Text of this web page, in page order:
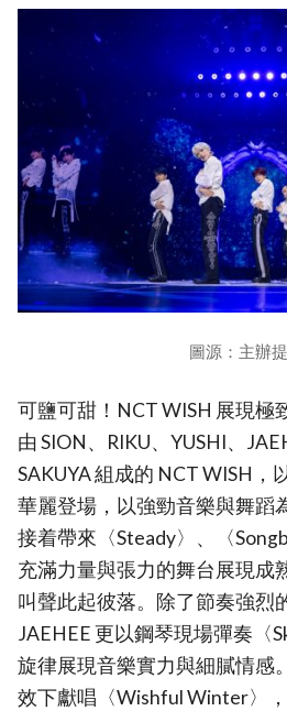
圖源：主辦
可鹽可甜！NCT WISH 展現極
由 SION、RIKU、YUSHI、
SAKUYA 組成的 NCT WISH，
華麗登場，以強勁音樂與舞蹈
接着帶來〈Steady〉、〈
充滿力量與張力的舞台展現成
叫聲此起彼落。除了節奏強烈
JAEHEE 更以鋼琴現場彈奏〈
旋律展現音樂實力與細膩情感
效下獻唱〈Wishful Winter〉